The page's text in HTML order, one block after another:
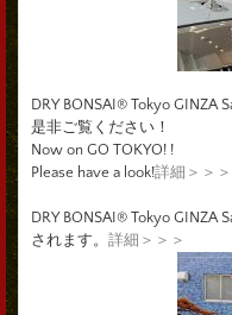
DRY BONSAI® Tokyo GINZA
是非ご覧ください！
Now on GO TOKYO! !
Please have a look!詳細＞＞＞
DRY BONSAI® Tokyo GINZA
されます。 詳細＞＞＞